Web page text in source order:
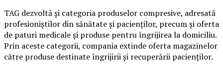
TAG dezvoltă și categoria produselor compresive, adresată
profesioniștilor din sănătate și pacienților, precum și oferta
de paturi medicale și produse pentru îngrijirea la domiciliu.
Prin aceste categorii, compania extinde oferta magazinelor
către produse destinate îngrijirii și recuperării pacienților.